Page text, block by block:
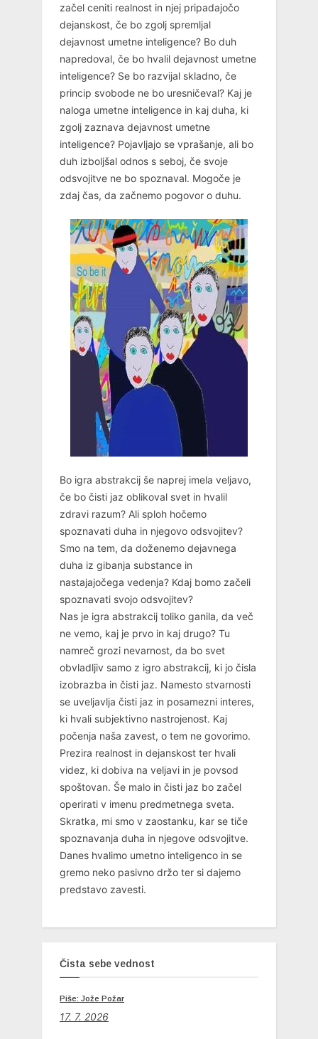
začel ceniti realnost in njej pripadajočo
dejanskost, če bo zgolj spremljal
dejavnost umetne inteligence? Bo duh
napredoval, če bo hvalil dejavnost umetne
inteligence? Se bo razvijal skladno, če
princip svobode ne bo uresničeval? Kaj je
naloga umetne inteligence in kaj duha, ki
zgolj zaznava dejavnost umetne
inteligence? Pojavljajo se vprašanje, ali bo
duh izboljšal odnos s seboj, če svoje
odsvojitve ne bo spoznaval. Mogoče je
zdaj čas, da začnemo pogovor o duhu.
Bo igra abstrakcij še naprej imela veljavo,
če bo čisti jaz oblikoval svet in hvalil
zdravi razum? Ali sploh hočemo
spoznavati duha in njegovo odsvojitev?
Smo na tem, da doženemo dejavnega
duha iz gibanja substance in
nastajajočega vedenja? Kdaj bomo začeli
spoznavati svojo odsvojitev?
Nas je igra abstrakcij toliko ganila, da več
ne vemo, kaj je prvo in kaj drugo? Tu
namreč grozi nevarnost, da bo svet
obvladljiv samo z igro abstrakcij, ki jo čisla
izobrazba in čisti jaz. Namesto stvarnosti
se uveljavlja čisti jaz in posamezni interes,
ki hvali subjektivno nastrojenost. Kaj
počenja naša zavest, o tem ne govorimo.
Prezira realnost in dejanskost ter hvali
videz, ki dobiva na veljavi in je povsod
spoštovan. Še malo in čisti jaz bo začel
operirati v imenu predmetnega sveta.
Skratka, mi smo v zaostanku, kar se tiče
spoznavanja duha in njegove odsvojitve.
Danes hvalimo umetno inteligenco in se
gremo neko pasivno držo ter si dajemo
predstavo zavesti.
Čista sebe vednost
Piše: Jože Požar
17. 7. 2026